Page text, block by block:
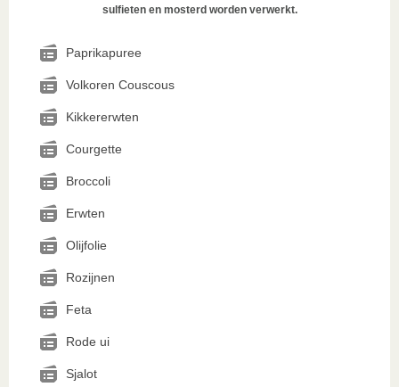
sulfieten en mosterd worden verwerkt.
Paprikapuree
Volkoren Couscous
Kikkererwten
Courgette
Broccoli
Erwten
Olijfolie
Rozijnen
Feta
Rode ui
Sjalot